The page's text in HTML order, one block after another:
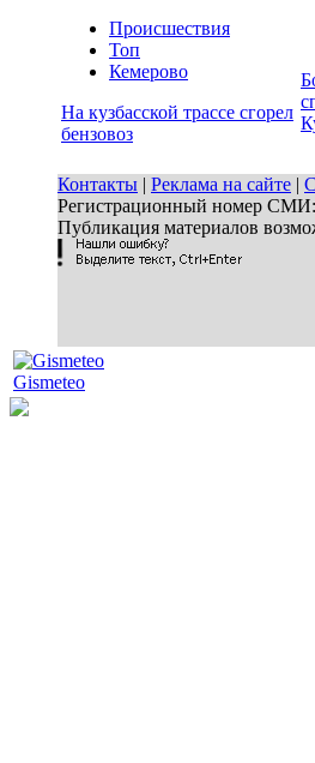
Происшествия
Топ
Кемерово
На кузбасской трассе сгорел
бензовоз
Контакты | Реклама на сайте |
Регистрационный номер
Публикация материалов
Gismeteo